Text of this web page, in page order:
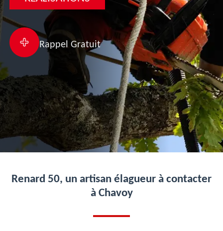
Rappel Gratuit
Renard 50, un artisan élagueur à contacter
à Chavoy